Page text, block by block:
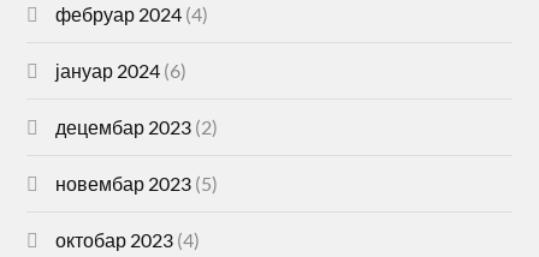
фебруар 2024 (4)
јануар 2024 (6)
децембар 2023 (2)
новембар 2023 (5)
октобар 2023 (4)